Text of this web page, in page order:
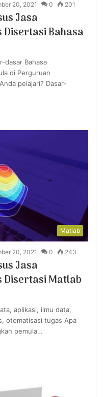
20, 2021 0 201
Jasa
Disertasi Bahasa
dasar Bahasa
di Perguruan
pelajari? Dasar-
Matlab
20, 2021 0 243
Jasa
Disertasi Matlab
aplikasi, ilmu data,
otomatisasi tugas Apa
pemula…